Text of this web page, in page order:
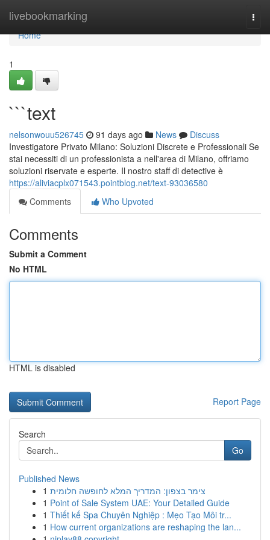
livebookmarking
Home
Home
1
```text
nelsonwouu526745 91 days ago News
Discuss
Investigatore Privato Milano: Soluzioni Discrete e Professionali Se
stai necessiti di un professionista a nell'area di Milano, offriamo
soluzioni riservate e esperte. Il nostro staff di detective è
https://aliviacplx071543.pointblog.net/text-93036580
Comments
Who Upvoted
Comments
Submit a Comment
No HTML
HTML is disabled
Report Page
Search
Go
Published News
1 צימר בצפון: המדריך המלא לחופשה חלומית
1 Point of Sale System UAE: Your Detailed Guide
1 Thiết kế Spa Chuyên Nghiệp : Mẹo Tạo Môi tr...
1 How current organizations are reshaping the lan...